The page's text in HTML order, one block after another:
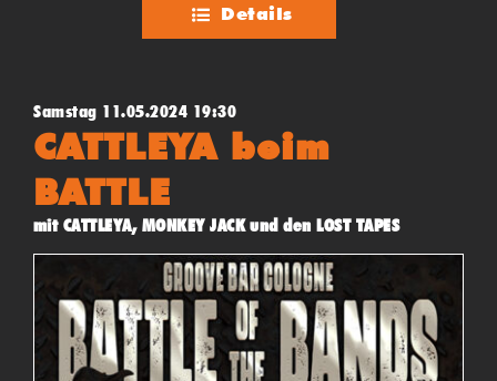
Details
Samstag 11.05.2024 19:30
CATTLEYA beim
BATTLE
mit CATTLEYA, MONKEY JACK und den LOST TAPES